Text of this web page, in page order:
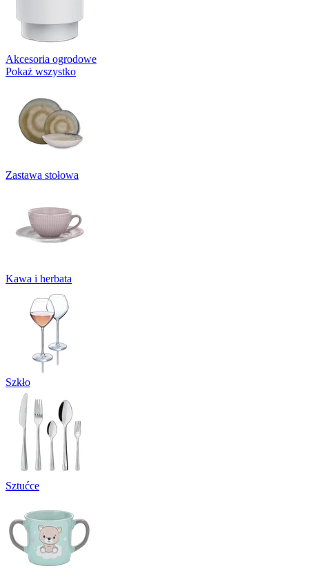
Akcesoria ogrodowe
Pokaż wszystko
Zastawa stołowa
Kawa i herbata
Szkło
Sztućce